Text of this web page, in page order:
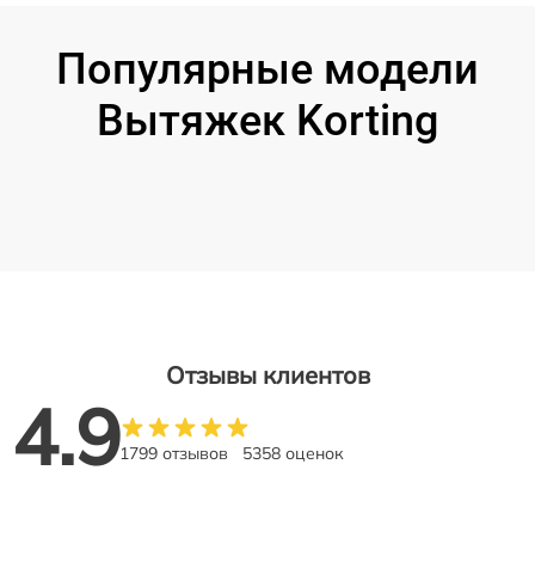
Популярные модели
Вытяжек Korting
Отзывы клиентов
4.91799 отзывов 5358 оценок